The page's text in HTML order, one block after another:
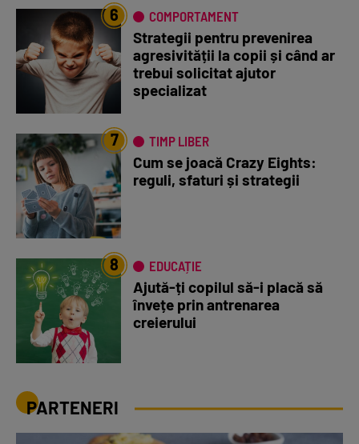
6 COMPORTAMENT
Strategii pentru prevenirea
agresivității la copii și când ar
trebui solicitat ajutor
specializat
7 TIMP LIBER
Cum se joacă Crazy Eights:
reguli, sfaturi și strategii
8 EDUCAȚIE
Ajută-ți copilul să-i placă să
învețe prin antrenarea
creierului
PARTENERI